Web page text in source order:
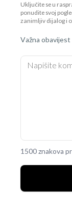
Uključite se u
ponudite svoj
zanimljiv dijalog i
Važna obavijest
1500 znakova